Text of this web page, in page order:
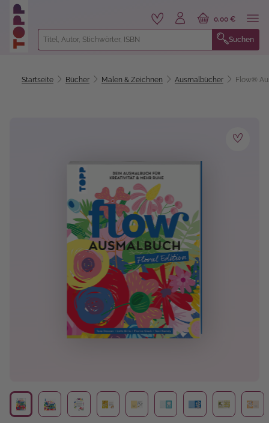
springen
Suchen
0,00 €
Startseite Bücher Malen & Zeichnen Ausmalbücher Flow®